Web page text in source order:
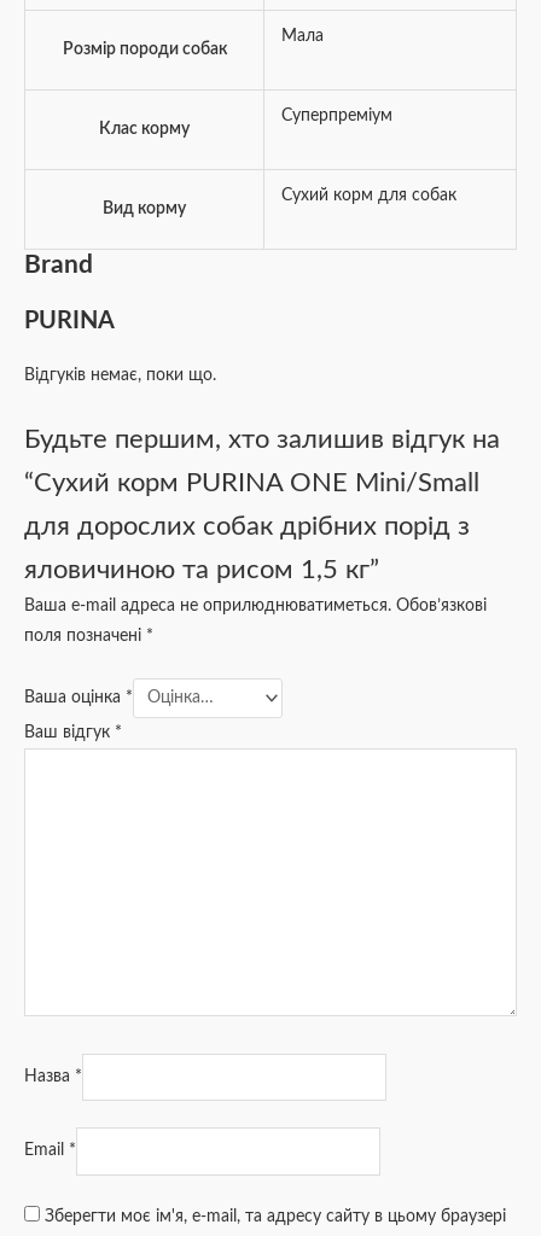
Розмір породи собак
Мала
Клас корму
Суперпреміум
Вид корму
Сухий корм для собак
Brand
PURINA
Відгуків немає, поки що.
Будьте першим, хто залишив відгук на
“Сухий корм PURINA ONE Mini/Small
для дорослих собак дрібних порід з
яловичиною та рисом 1,5 кг”
Ваша e-mail адреса не оприлюднюватиметься. Обов’язкові
поля позначені *
Ваша оцінка *
Ваш відгук *
Назва *
Email *
Зберегти моє ім'я, e-mail, та адресу сайту в цьому браузері